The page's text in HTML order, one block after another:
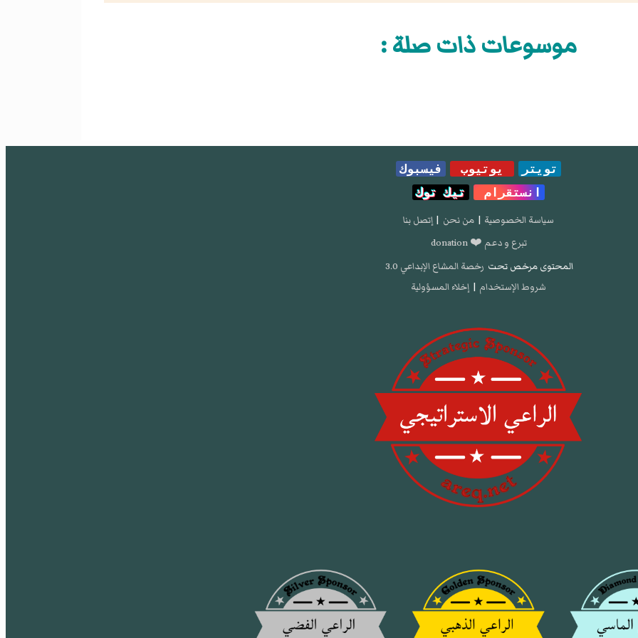
موسوعات ذات صلة :
تويتر يوتيوب
فيسبوك
انستقرام
تيك توك
سياسة الخصوصية | من نحن | إتصل بنا
تبرع و دعم ❤️ donation
المحتوى مرخص تحت رخصة المشاع الإبداعي 3.0
شروط الإستخدام | إخلاء المسؤولية